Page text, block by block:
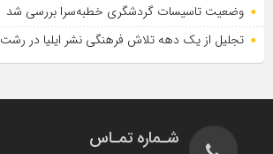
وضعیت تاسیسات گردشگری خطبه‌سرا بررسی شد
تجلیل از یک دهه تلاش فرهنگی نشر ایلیا در رشت
شـماره تمـاس